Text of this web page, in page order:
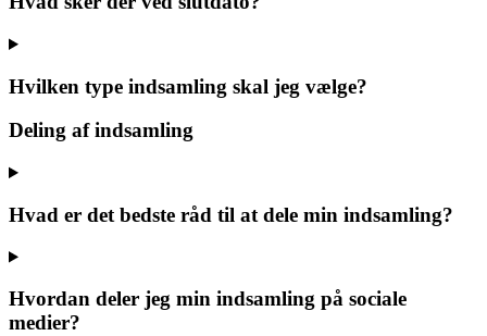
Hvilken type indsamling skal jeg vælge?
Deling af indsamling
Hvad er det bedste råd til at dele min indsamling?
Hvordan deler jeg min indsamling på sociale
medier?